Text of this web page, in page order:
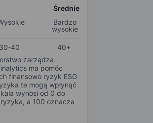
Średnie
Bardzo
wysokie
30-40
40+
zarządza
ma pomóc
finansowo ryzyk ESG
te mogą wpłynąć
wynosi od 0 do
a 100 oznacza